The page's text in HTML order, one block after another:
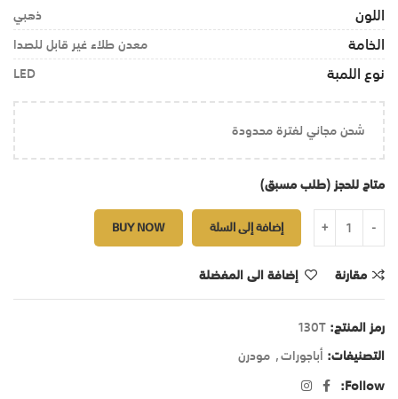
اللون ذهبي
الخامة معدن طلاء غير قابل للصدا
نوع اللمبة LED
شحن مجاني لفترة محدودة
متاح للحجز (طلب مسبق)
إضافة إلى السلة BUY NOW
مقارنة إضافة الى المفضلة
رمز المنتج:130T
التصنيفات: أباجورات, مودرن
Follow: